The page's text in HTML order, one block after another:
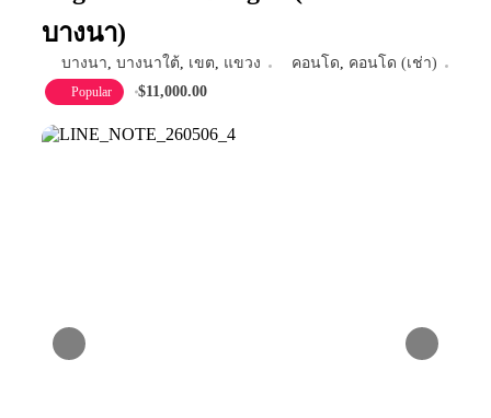
บางนา)
บางนา, บางนาใต้, เขต, แขวง คอนโด, คอนโด (เช่า)
Popular $11,000.00